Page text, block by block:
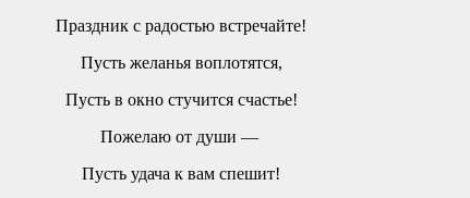
Праздник с радостью встречайте!
Пусть желанья воплотятся,
Пусть в окно стучится счастье!
Пожелаю от души —
Пусть удача к вам спешит!